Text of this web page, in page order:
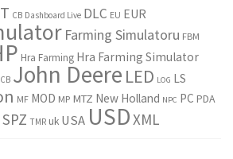
CB Dashboard Live DLC EU EUR
Farming Simulatoru FBM
Hra Farming Hra Farming Simulator
John Deere LED LOG LS
MF MOD MP MTZ New Holland NPC PC PDA
SPZ TMR uk USA USDXML